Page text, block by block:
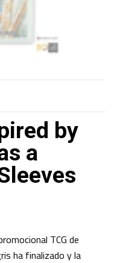
by
a
TCG de
ha finalizado y la